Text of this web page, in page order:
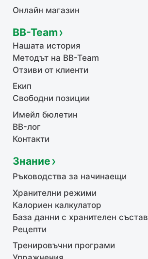
Онлайн магазин
BB-Team
Нашата история
Методът на BB-Team
Отзиви от клиенти
Екип
Свободни позиции
Имейл бюлетин
BB-лог
Контакти
Знание
Ръководства за начинаещи
Хранителни режими
Калориен калкулатор
База данни с хранителен състав
Рецепти
Тренировъчни програми